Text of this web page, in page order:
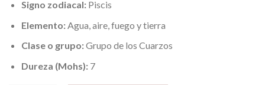
Signo zodiacal: Piscis
Elemento: Agua, aire, fuego y tierra
Clase o grupo:Grupo de los Cuarzos
Dureza (Mohs): 7